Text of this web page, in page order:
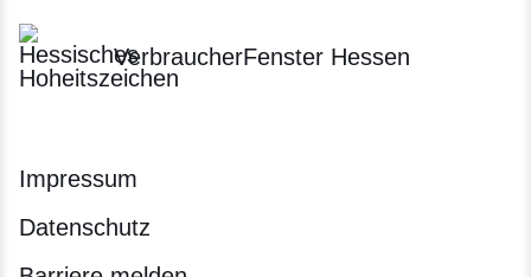
VerbraucherFenster Hessen
Impressum
Datenschutz